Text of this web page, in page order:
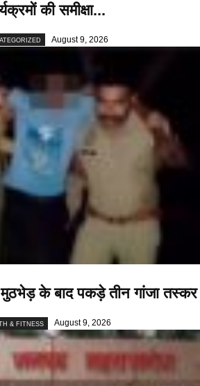
की समीक्षा...
August 9, 2026
मुठभेड़ के बाद पकड़े तीन गांजा तस्कर
& FITNESS August 9, 2026